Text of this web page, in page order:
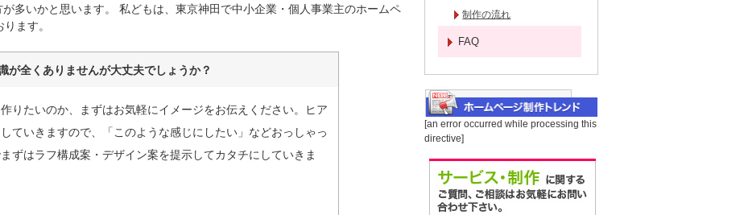
多いかと思います。 私どもは、東京神田で中小企業・個人事業主のホームペ
ます。
が全くありませんが大丈夫でしょうか？
りたいのか、まずはお気軽にイメージをお伝えください。ヒア
ていきますので、「このような感じにしたい」などおっしゃっ
ずはラフ構成案・デザイン案を提示してカタチにしていきま
制作の流れ
FAQ
[an error occurred while processing this
directive]